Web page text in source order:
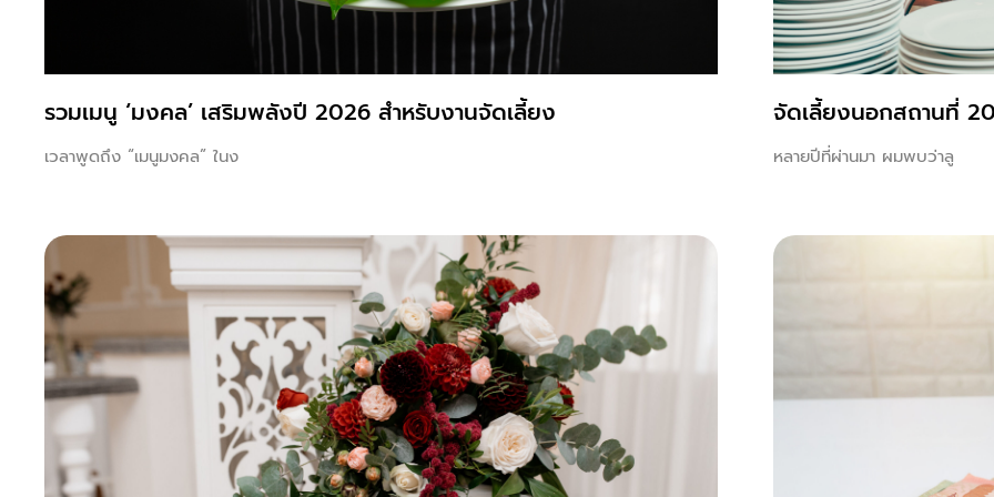
รวมเมนู ‘มงคล’ เสริมพลังปี 2026 สำหรับงานจัดเลี้ยง
เวลาพูดถึง “เมนูมงคล” ในง
จัดเลี้ยงนอกสถานที่
หลายปีที่ผ่านมา ผมพบว่าลู